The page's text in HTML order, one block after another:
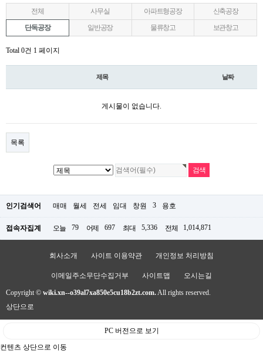
전체 사무실 아파트형공장
신축공장
단독공장
일반공장 물류창고 보관창고
Total 0건 1 페이지
제목 날짜
게시물이 없습니다.
목록
인기검색어 매매 월세 전세 임대 창원 3 용호
접속자집계 오늘 79 어제 697 최대 5,336 전체 1,014,871
회사소개 사이트 이용약관 개인정보 처리방침
이메일주소무단수집거부 사이트맵 오시는길
Copyright © wiki.xn--o39al7xa850e5cu18b2zt.com.All rights reserved.
상단으로
PC 버전으로 보기
컨텐츠 상단으로 이동